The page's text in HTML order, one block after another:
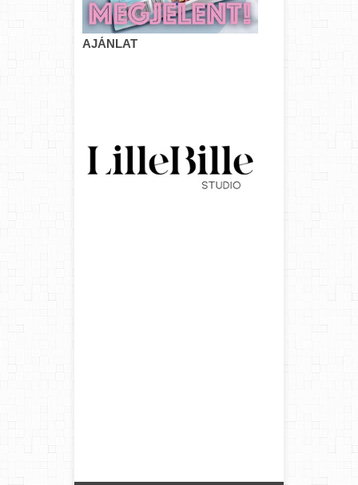
AJÁNLAT